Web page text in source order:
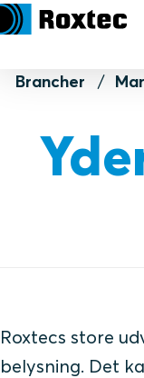
Brancher
Roxtecs store
belysning. Det